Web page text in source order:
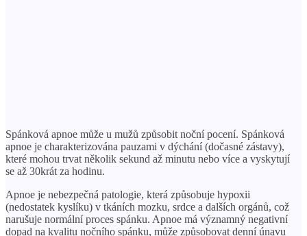
Spánková apnoe může u mužů způsobit noční pocení. Spánková
apnoe je charakterizována pauzami v dýchání (dočasné zástavy),
které mohou trvat několik sekund až minutu nebo více a vyskytují
se až 30krát za hodinu.
Apnoe je nebezpečná patologie, která způsobuje hypoxii
(nedostatek kyslíku) v tkáních mozku, srdce a dalších orgánů, což
narušuje normální proces spánku. Apnoe má významný negativní
dopad na kvalitu nočního spánku, může způsobovat denní únavu